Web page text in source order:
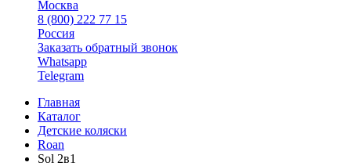
Москва
8 (800) 222 77 15
Россия
Заказать обратный звонок
Whatsapp
Telegram
Главная
Каталог
Детские коляски
Roan
Sol 2в1